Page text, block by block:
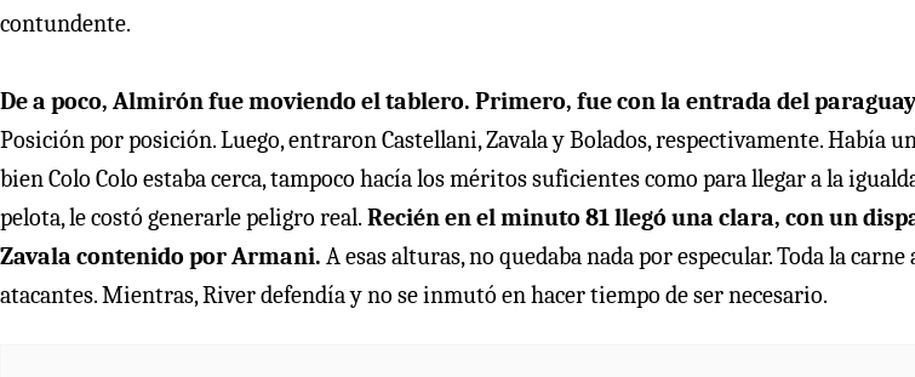
contundente.
De a poco, Almirón fue moviendo el tablero. Primero, fue con la entrada del
Posición por posición. Luego, entraron Castellani, Zavala y Bolados, respectivamente. Había
bien Colo Colo estaba cerca, tampoco hacía los méritos suficientes como para llegar a la
pelota, le costó generarle peligro real. Recién en el minuto 81 llegó una clara, con un
Zavala contenido por Armani. A esas alturas, no quedaba nada por especular. Toda la
atacantes. Mientras, River defendía y no se inmutó en hacer tiempo de ser necesario.